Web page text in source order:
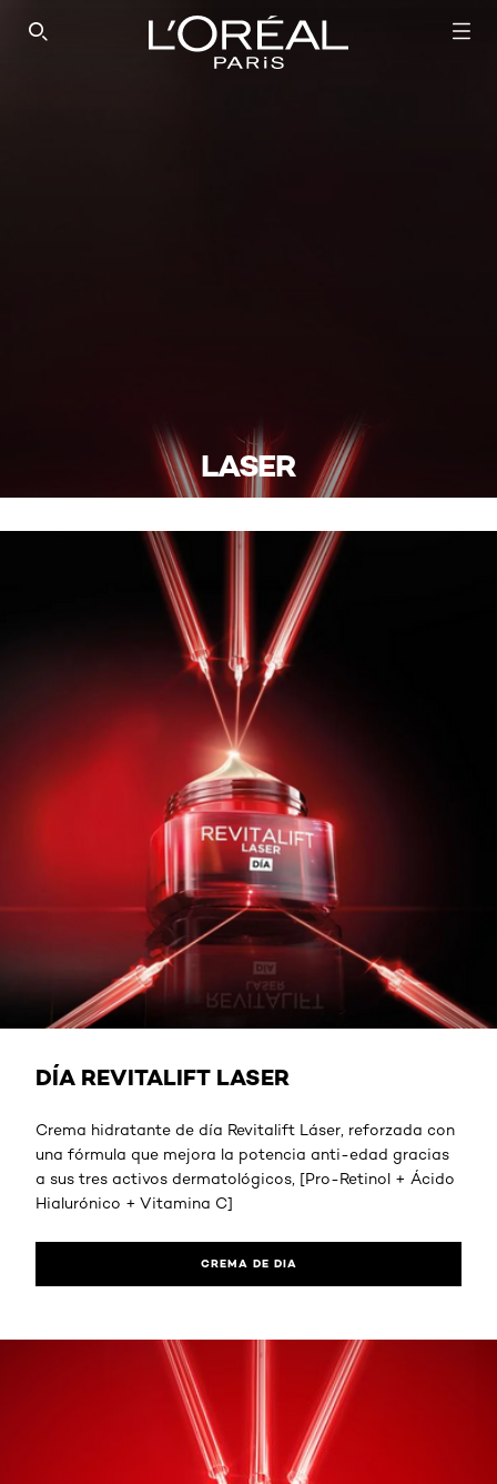
SEARCH THIS SITE
LASER
DÍA​ REVITALIFT LASER
Crema hidratante de día Revitalift Láser, reforzada con
una fórmula que mejora la potencia anti-edad gracias
a sus tres activos dermatológicos, [Pro-Retinol + Ácido
Hialurónico + Vitamina C]
CREMA DE DIA